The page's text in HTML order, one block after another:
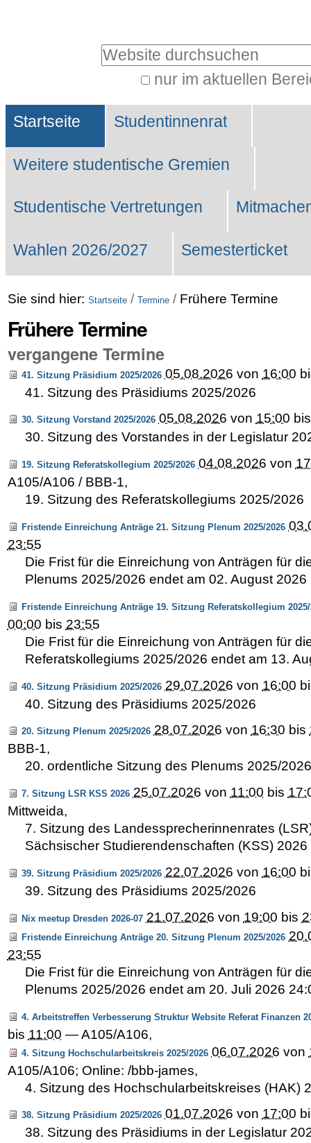
Website durchsuchen
nur im aktuellen
Suche…
Sektionen
Startseite Studentinnenrat
Weitere studentische Gremien
Studentische Vertretungen
Wahlen 2026/2027 Semesterticket
Sie sind hier: Startseite / Termine / Frühere Termine
Frühere Termine
vergangene Termine
41. Sitzung Präsidium 2025/2026 05.08.2026 von 16:00
41. Sitzung des Präsidiums 2025/2026
30. Sitzung Vorstand 2025/2026 05.08.2026 von 15:00
30. Sitzung des Vorstandes in der Legislatur
19. Sitzung Referatskollegium 2025/2026 04.08.2026 von
A105/A106 / BBB-1,
19. Sitzung des Referatskollegiums 2025/2026
Fristende Einreichung Anträge 21. Sitzung Plenum 2025/2026
23:55
Die Frist für die Einreichung von Anträgen für
Plenums 2025/2026 endet am 02. August 2026
Fristende Einreichung Anträge 19. Sitzung Referatskollegium 2025/
00:00 bis 23:55
Die Frist für die Einreichung von Anträgen für
Referatskollegiums 2025/2026 endet am 13.
40. Sitzung Präsidium 2025/2026 29.07.2026 von 16:00
40. Sitzung des Präsidiums 2025/2026
20. Sitzung Plenum 2025/2026 28.07.2026 von 16:30 bis
BBB-1,
20. ordentliche Sitzung des Plenums 2025/
7. Sitzung LSR KSS 2026 25.07.2026 von 11:00 bis
Mittweida,
7. Sitzung des Landessprecherinnenrates
Sächsischer Studierendenschaften (KSS) 2026
39. Sitzung Präsidium 2025/2026 22.07.2026 von 16:00
39. Sitzung des Präsidiums 2025/2026
Nix meetup Dresden 2026-07 21.07.2026 von 19:00 bis
Fristende Einreichung Anträge 20. Sitzung Plenum 2025/2026
23:55
Die Frist für die Einreichung von Anträgen für
Plenums 2025/2026 endet am 20. Juli 2026
4. Arbeitstreffen Verbesserung Struktur Website Referat Finanzen
bis 11:00 —A105/A106,
4. Sitzung Hochschularbeitskreis 2025/2026 06.07.2026 von
A105/A106; Online: /bbb-james,
4. Sitzung des Hochschularbeitskreises (HAK)
38. Sitzung Präsidium 2025/2026 01.07.2026 von 17:00
38. Sitzung des Präsidiums in der Legislatur